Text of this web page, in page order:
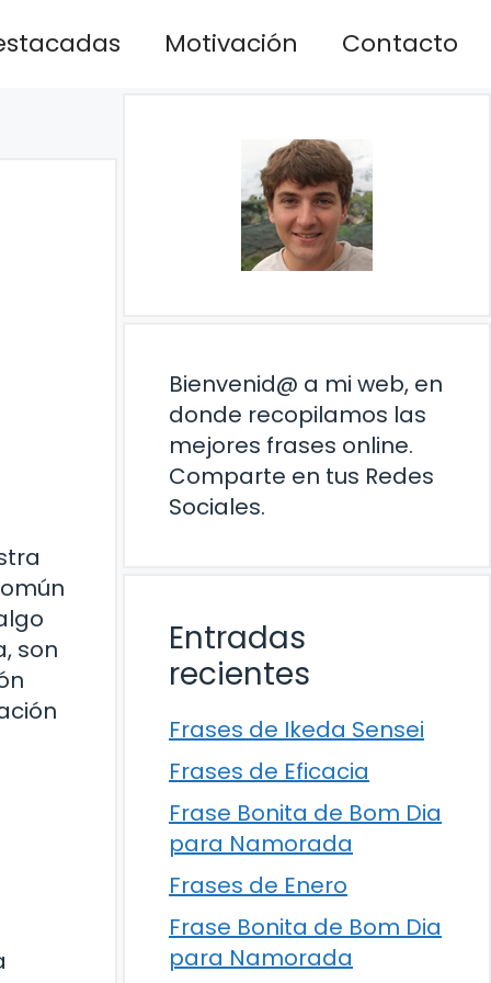
Motivación Contacto
son
Bienvenid@ a mi web, en
donde recopilamos las
mejores frases online.
Comparte en tus Redes
Sociales.
Entradas
recientes
Frases de Ikeda Sensei
Frases de Eficacia
Frase Bonita de Bom Dia
para Namorada
Frases de Enero
Frase Bonita de Bom Dia
para Namorada